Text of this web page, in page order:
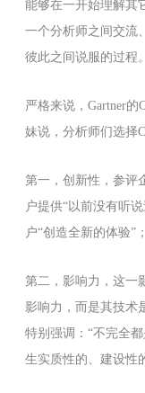
能够在一开始理解其
一个分析师之间交流
彼此之间说服的过程
严格来说，Gartner的
妹说，分析师们选择
第一，创新性，参评
户提供“以前没有听
户“创造全新的体验”；
第二，影响力，这一
影响力，而是其技术
特别强调：“不完全
生实质性的、建设性